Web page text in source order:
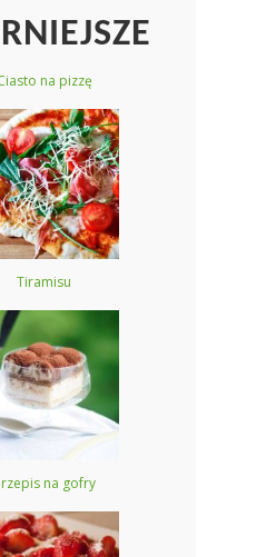
na pizzę
Tiramisu
na gofry